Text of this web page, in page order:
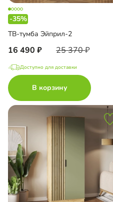
-35%
ТВ-тумба Эйприл-2
16 490 25 370
Доступно для доставки
В корзину